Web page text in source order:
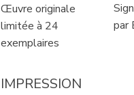
Œuvre originale
limitée à 24
exemplaires
par
IMPRESSION